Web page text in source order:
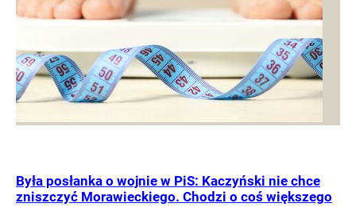
Była posłanka o wojnie w PiS: Kaczyński nie chce
zniszczyć Morawieckiego. Chodzi o coś większego